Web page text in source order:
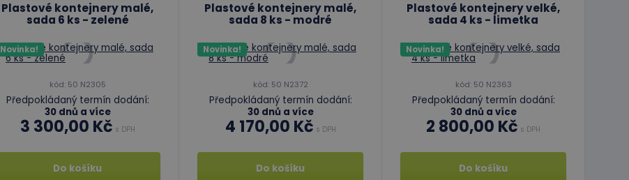
Plastové kontejnery malé,
sada 6 ks - zelené
Novinka!
kód: 50 N2305
Předpokládaný termín dodání:
30 dnů a více
3 300,00 Kč s DPH
Do košíku
Plastové kontejnery malé,
sada 8 ks - modré
Novinka!
kód: 50 N2372
Předpokládaný termín dodání:
30 dnů a více
4 170,00 Kč s DPH
Do košíku
Plastové kontejnery velké,
sada 4 ks - limetka
Novinka!
kód: 50 N2363
Předpokládaný termín dodání:
30 dnů a více
2 800,00 Kč s DPH
Do košíku